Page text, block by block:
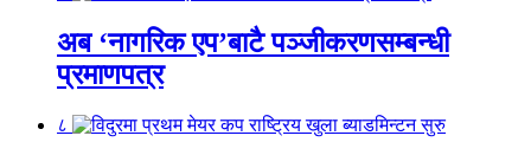
अब ‘नागरिक एप’बाटै पञ्जीकरणसम्बन्धी
प्रमाणपत्र
८